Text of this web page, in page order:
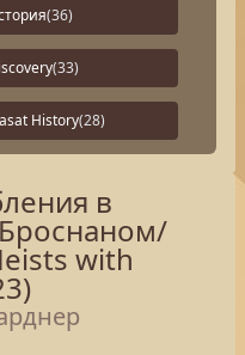
(36)
(33)
History(28)
в
with